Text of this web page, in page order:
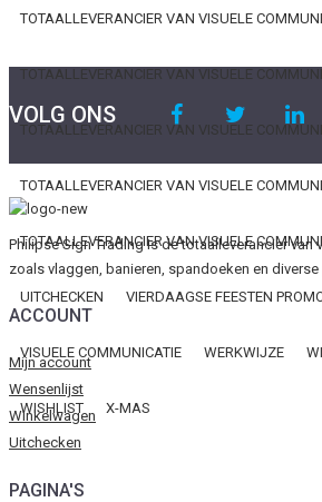
TOTAALLEVERANCIER VAN VISUELE
TOTAALLEVERANCIER VAN VISUELE
TOTAALLEVERANCIER VAN VISUELE
TOTAALLEVERANCIER VAN VISUELE
TOTAALLEVERANCIER VAN VISUELE
UITCHECKEN VIERDAAGSE FEESTEN
VISUELE COMMUNICATIE WERKWIJZE
WISHLIST X-MAS
VOLG ONS
Philipse Sign Trading is de totaalleverancier van
zoals vlaggen, banieren, spandoeken en
ACCOUNT
Mijn account
Wensenlijst
Winkelwagen
Uitchecken
PAGINA'S